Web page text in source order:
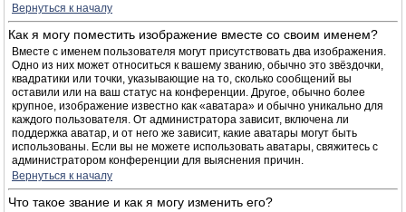
Вернуться к началу
Как я могу поместить изображение вместе со своим именем?
Вместе с именем пользователя могут присутствовать два изображения.
Одно из них может относиться к вашему званию, обычно это звёздочки,
квадратики или точки, указывающие на то, сколько сообщений вы
оставили или на ваш статус на конференции. Другое, обычно более
крупное, изображение известно как «аватара» и обычно уникально для
каждого пользователя. От администратора зависит, включена ли
поддержка аватар, и от него же зависит, какие аватары могут быть
использованы. Если вы не можете использовать аватары, свяжитесь с
администратором конференции для выяснения причин.
Вернуться к началу
Что такое звание и как я могу изменить его?